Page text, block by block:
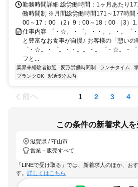
勤務時間詳細 総労働時間：1ヶ月あたり
働時間制 ※月間総労働時間171～177時間
00～17：00 （2）9：00～18：00 （3）
仕事内容 ゜・☆。・゜。・・。。・。゜
と豊富なお食事が自慢♪ お客様の「憩いの
゜・☆。・゜。・・。。・。゜・☆。・
フと...
業界未経験者歓迎 変形労働時間制 ランチタイム
ブランクOK
駅近5分以内
前へ 1 2 3 4
この条件の新着求人
滋賀県 / 守山市
営業・販売すべて
「LINEで受け取る」では、新着求人のほか、お
す。 詳しくはこちら